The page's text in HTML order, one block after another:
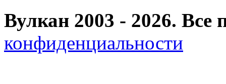
Вулкан 2003 - 2026.
конфиденциальности